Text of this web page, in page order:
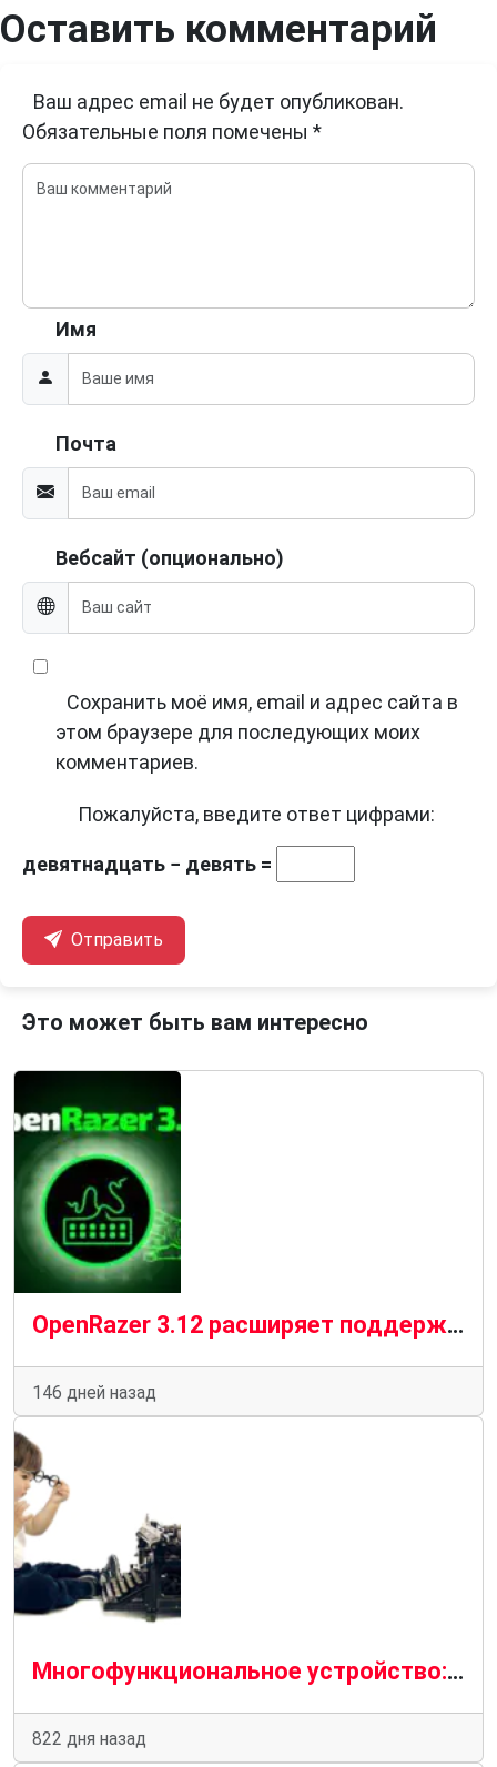
Оставить комментарий
Ваш адрес email не будет опубликован.
Обязательные поля помечены *
Имя
Почта
Вебсайт (опционально)
Сохранить моё имя, email и адрес сайта в
этом браузере для последующих моих
комментариев.
Пожалуйста, введите ответ цифрами:
девятнадцать − девять =
Отправить
Это может быть вам интересно
OpenRazer 3.12 расширяет поддержку устройств Razer в Linux
146 дней назад
Многофункциональное устройство: универсальный помощник в современном мире
822 дня назад